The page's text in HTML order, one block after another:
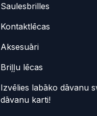
Saulesbrilles
Kontaktlēcas
Aksesuāri
Briļļu lēcas
Izvēlies labāko dāvanu
dāvanu karti!